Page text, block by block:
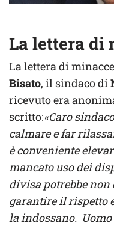
La lettera di
La lettera di
Bisato, il sindaco di
ricevuto era
scritto:«Caro
calmare e far
è conveniente
mancato uso dei
divisa potrebbe non
garantire il rispetto
la indossano.